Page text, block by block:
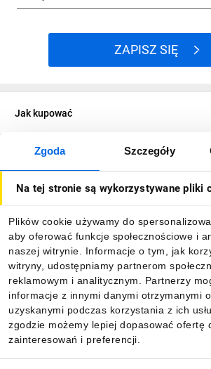
Zgoda Szczegóły
Na tej stronie są wykorzystywane pliki
Plików cookie używamy do
aby oferować funkcje społecznościowe i
naszej witrynie. Informacje o tym, jak
witryny, udostępniamy partnerom
reklamowym i analitycznym. Partnerzy
informacje z innymi danymi otrzymanymi
uzyskanymi podczas korzystania z ich
zgodzie możemy lepiej dopasować ofertę
zainteresowań i preferencji.
ZAPISZ SIĘ
Jak kupować
O firmie
Informacje
Pobierz naszą aplikację